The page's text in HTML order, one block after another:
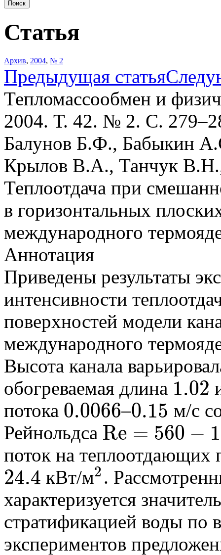
Статья
Архив, 2004, № 2
Предыдущая статья
Тепломассообмен и
2004. Т. 42. № 2. С.
Балунов Б.Ф., Бабыкин
Крылов В.А., Танчук
Теплоотдача при
в горизонтальных
международного
Аннотация
Приведены результаты
интенсивности
поверхностей модели
международного
Высота канала
обогреваемая длина 1.02
1.02
потока 0.0066
0.0066 –0.15
0.15
м/с
Рейнольдса Re = 560 −
Re =560 16600
поток на теплоотдающих
24.4
24.4 кВт/м2 .
характеризуется
стратификацией воды по
экспериментов